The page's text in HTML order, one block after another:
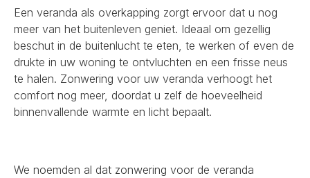
Een veranda als overkapping zorgt ervoor dat u nog
meer van het buitenleven geniet. Ideaal om gezellig
beschut in de buitenlucht te eten, te werken of even de
drukte in uw woning te ontvluchten en een frisse neus
te halen. Zonwering voor uw veranda verhoogt het
comfort nog meer, doordat u zelf de hoeveelheid
binnenvallende warmte en licht bepaalt.
We noemden al dat zonwering voor de veranda